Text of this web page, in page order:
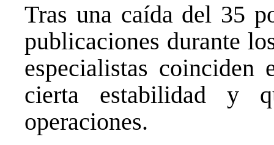
Tras una caída del 35
publicaciones durante
especialistas coinciden
cierta estabilidad y
operaciones.